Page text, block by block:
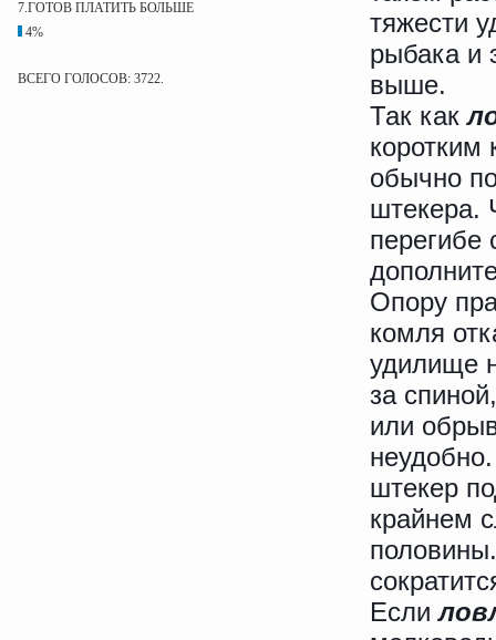
7.ГОТОВ ПЛАТИТЬ БОЛЬШЕ
4%
ВСЕГО ГОЛОСОВ: 3722.
тяжести
рыбака и
выше.
Так как
коротким
обычно
штекера.
перегибе
Опору
комля
удилище
за
или
штекер
крайнем
Если